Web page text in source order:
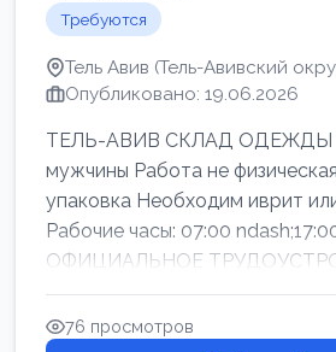
Требуются
Тель Авив (Тель-Авивский
Опубликовано: 19.06.2026
ТЕЛЬ-АВИВ СКЛАД ОДЕЖДЫ
мужчины Работа не
упаковка Необходим иврит
Рабочие часы: 07:00
ОФИЦИАЛЬНОЕ
76 просмотров